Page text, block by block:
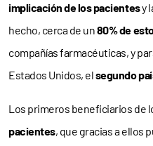
implicación de los pacientesy
hecho, cerca de un80% de
compañías farmacéuticas, y
Estados Unidos, elsegundo
Los primeros beneficiarios de
pacientes, que gracias a ellos